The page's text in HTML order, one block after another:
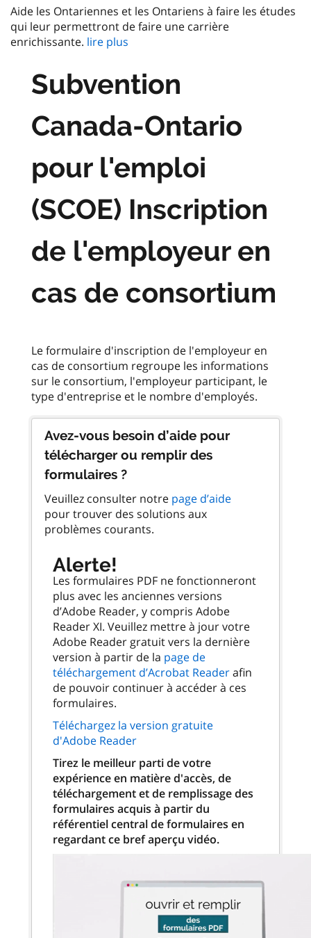
Aide les Ontariennes et les Ontariens à faire les études
qui leur permettront de faire une carrière
enrichissante. lire plus
Subvention
Canada-Ontario
pour l'emploi
(SCOE) Inscription
de l'employeur en
cas de consortium
Le formulaire d'inscription de l'employeur en
cas de consortium regroupe les informations
sur le consortium, l'employeur participant, le
Avez-vous besoin d’aide pour
télécharger ou remplir des
formulaires ?
Veuillez consulter notre page d’aide
pour trouver des solutions aux
problèmes courants.
Alerte!
Les formulaires PDF ne fonctionneront
plus avec les anciennes versions
d’Adobe Reader, y compris Adobe
Reader XI. Veuillez mettre à jour votre
Adobe Reader gratuit vers la dernière
version à partir de la page de
téléchargement d’Acrobat Readerafin
de pouvoir continuer à accéder à ces
formulaires.
Téléchargez la version gratuite
d'Adobe Reader
Tirez le meilleur parti de votre
expérience en matière d'accès, de
téléchargement et de remplissage des
formulaires acquis à partir du
référentiel central de formulaires en
regardant ce bref aperçu vidéo.